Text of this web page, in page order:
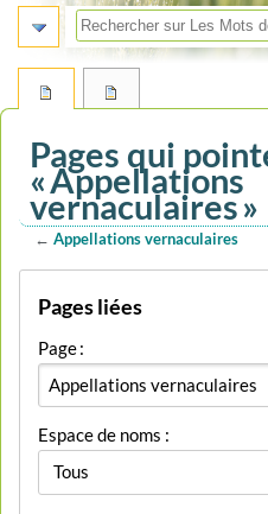
Pages qui
« Appellations
vernaculaires »
←Appellations vernaculaires
navigation
recherche
Pages liées
Page :
Espace de noms :
Tous